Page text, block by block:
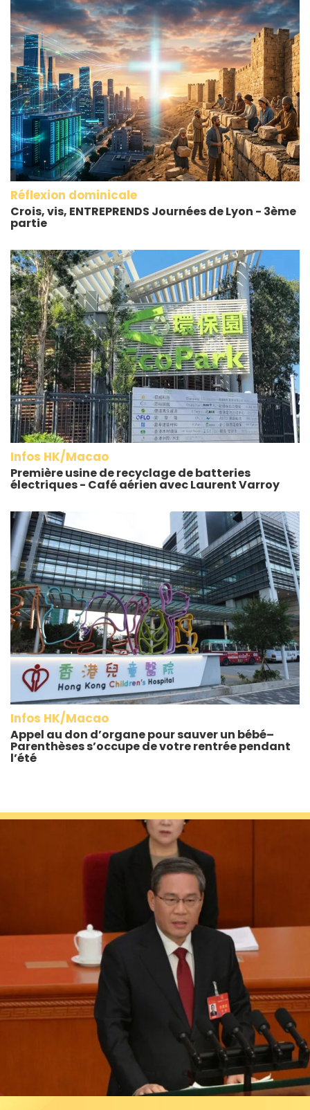
Réflexion dominicale
Crois, vis, ENTREPRENDS Journées de Lyon - 3ème
partie
Infos HK/Macao
Première usine de recyclage de batteries
électriques - Café aérien avec Laurent Varroy
Infos HK/Macao
Appel au don d’organe pour sauver un bébé–
Parenthèses s’occupe de votre rentrée pendant
l’été